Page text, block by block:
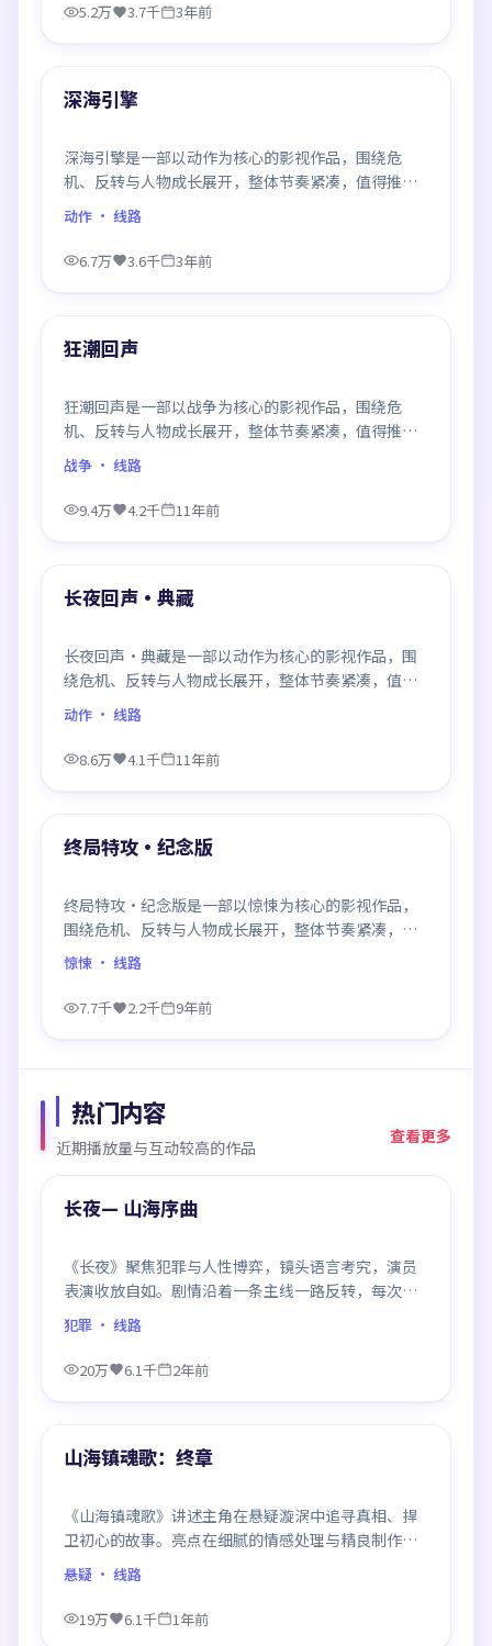
5.2万 3.7千 3年前
最新
深海引擎
深海引擎是一部以动作为核心的影视作品，围绕危
机、反转与人物成长展开，整体节奏紧凑，值得推荐
观看。
动作 · 线路
6.7万 3.6千 3年前
最新
狂潮回声
狂潮回声是一部以战争为核心的影视作品，围绕危
机、反转与人物成长展开，整体节奏紧凑，值得推荐
观看。
战争 · 线路
9.4万 4.2千 11年前
最新
长夜回声·典藏
长夜回声·典藏是一部以动作为核心的影视作品，围
绕危机、反转与人物成长展开，整体节奏紧凑，值得
推荐观看。
动作 · 线路
8.6万 4.1千 11年前
最新
终局特攻·纪念版
终局特攻·纪念版是一部以惊悚为核心的影视作品，
围绕危机、反转与人物成长展开，整体节奏紧凑，值
得推荐观看。
惊悚 · 线路
7.7千 2.2千 9年前
热门内容
近期播放量与互动较高的作品
查看更多
热门
99:34
长夜— 山海序曲
《长夜》聚焦犯罪与人性博弈，镜头语言考究，演员
表演收放自如。剧情沿着一条主线一路反转，每次揭
晓都重塑前情认知，悬念感拉满。
犯罪 · 线路
20万 6.1千 2年前
热门
山海镇魂歌：终章
《山海镇魂歌》讲述主角在悬疑漩涡中追寻真相、捍
卫初心的故事。亮点在细腻的情感处理与精良制作，
感情戏与动作戏比例平衡，节奏舒服。
悬疑 · 线路
19万 6.1千
1年前